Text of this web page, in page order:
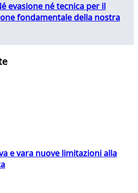
evasione né tecnica per il
fondamentale della nostra
e vara nuove limitazioni alla